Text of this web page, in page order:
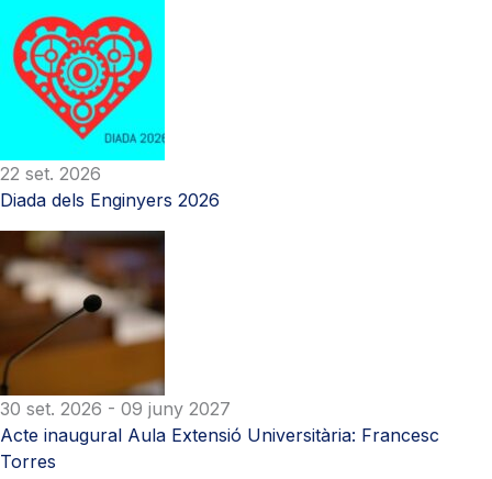
22 set. 2026
Diada dels Enginyers 2026
30 set. 2026 - 09 juny 2027
Acte inaugural Aula Extensió Universitària: Francesc
Torres